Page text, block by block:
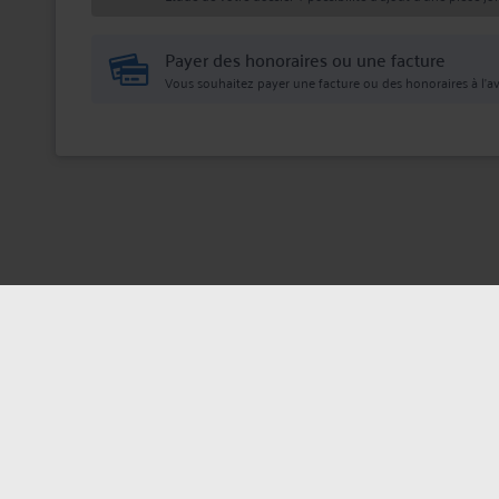
Payer des honoraires ou une facture
Vous souhaitez payer une facture ou des honoraires à